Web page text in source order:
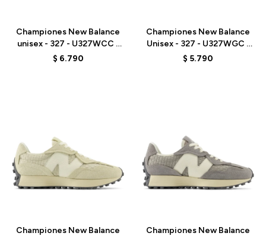
Championes New Balance
unisex - 327 - U327WCC -
SEA SALT
$ 6.790
Championes New Balance
Unisex - 327 - U327WGC -
SLATE GREY
$ 5.790
Championes New Balance
Championes New Balance